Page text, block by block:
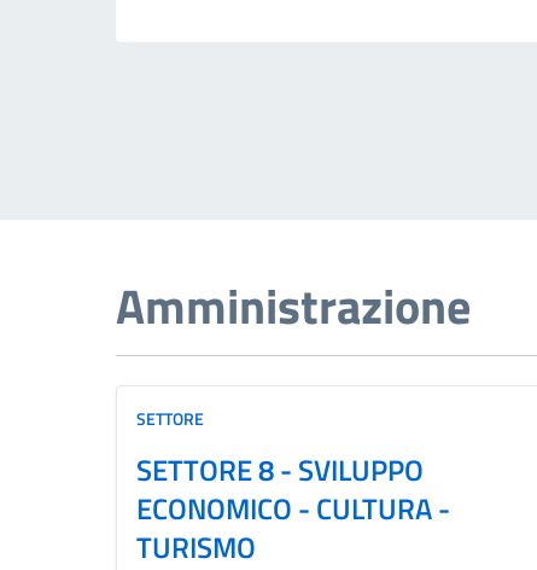
Amministrazione
SETTORE
SETTORE 8 - SVILUPPO
ECONOMICO - CULTURA -
TURISMO